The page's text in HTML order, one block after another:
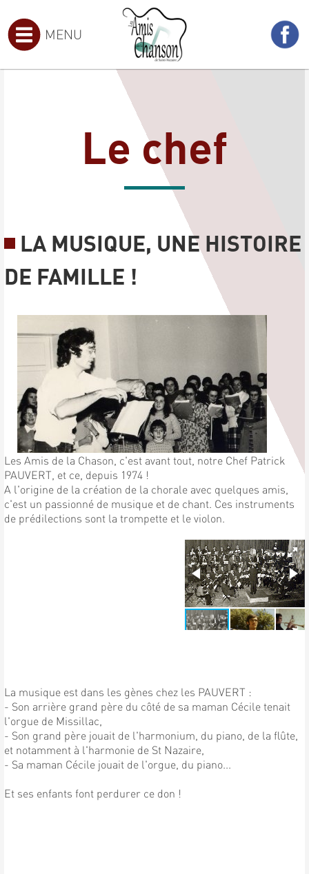
MENU
Le chef
LA MUSIQUE, UNE HISTOIRE
DE FAMILLE !
Les Amis de la Chason, c'est avant tout, notre Chef Patrick
PAUVERT, et ce, depuis 1974 !
A l'origine de la création de la chorale avec quelques amis,
c'est un passionné de musique et de chant. Ces instruments
de prédilections sont la trompette et le violon.
La musique est dans les gènes chez les PAUVERT :
- Son arrière grand père du côté de sa maman Cécile tenait
l'orgue de Missillac,
- Son grand père jouait de l'harmonium, du piano, de la flûte,
et notamment à l'harmonie de St Nazaire,
- Sa maman Cécile jouait de l'orgue, du piano...
Et ses enfants font perdurer ce don !